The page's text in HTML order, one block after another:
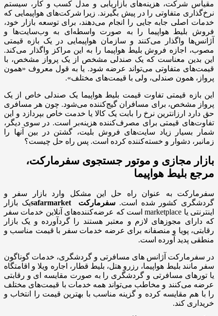
مقیاس شرکت، هزینه‌های بازاریابی و مدل کسب و کار، سیستم
نرخ‌گذاری متفاوتی را در پیش بگیرند. زیرا شرکت‌های هواپیمایی که
خدمات اصلی جابه جایی را انجام می‌دهند، برای توسعه بازار خود،
فروش بلیط هواپیما را به صورت واسطه‌ای به وب‌سایت‌ها و
آژانس‌ها واگذار می‌کنند و سازمان هواپیمایی در یک بازه قیمتی
مصوب، اجازه فروش بلیط هواپیما را به این مراکز واگذار می‌کند.
این بدین معناست که یک صندلی مشخص از یک پرواز مشخص، با
قیمت‌های متفاوتی می‌تواند عرضه شود. یا به قول معروف «همون
پرواز، همون صندلی، ولی با قیمت‌های مختلف».
این بازه قیمتی تفاوت قیمت بلیط هواپیما یک صندلی خاص از یک
پرواز مشخص، برای مسافران گیج‌کننده می‌شود. چون هر مسافری
حق دارد ارزانترین نرخ را بابت یک کالا یا خدمت خاص بپردازد و این
تفاوت‌های قیمتی برای مصرف‌کننده هزینه‌بر است. در سوی دیگر،
شمار بسیار زیاد سایت‌های فروش بلیت، گشتن در بین آنها را
زمانبر، دشوار و خسته‌کننده کرده است. پس راه حل چیست؟
بازار مجازی و موتور جستجوی سفرمارکت،
مرجع بلیط هواپیما
سفرمارکت به عنوان راه حل این مشکل وارد بازار سفر و
گردشگری کشور شده است. سفرمارکت safarmarket
یک بازار
اینترنتی یا marketplace است که عرضه‌کننده‌های آنلاین خدمات سفر
که دارای مجوزهای لازم و معتبر هستند را گردآورده و یک بازار
رقابتی، پویا و منصفانه برای عرضه خدمات سفر با قیمت مناسب و
منطقی پدید آورده است.
در سفرمارکت آژانس های مسافرتی و گردشگری، خدمات گوناگون
سفر مانند بلیط هواپیما، رزرو هتل، بلیط قطار، اجاره ویلا و اقامتگاه
یا تورهای مسافرتی و گردشگری را به صورت مقایسه ای و رقابتی
عرضه می‌کنند و مخاطب می‌تواند همه خدمات با قیمت‌های مختلف
را با هم مقایسه کرده و گزینه مناسب با بهترین قیمت را انتخاب و
خریداری کند.